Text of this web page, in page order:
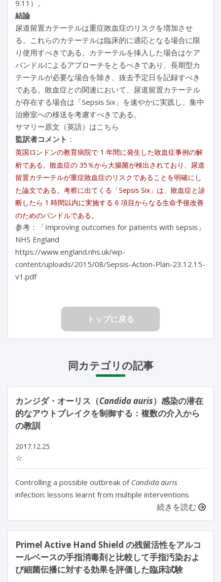
9.11）。
結論
尿道留置カテーテルは重症敗血症のリスクを増加させ
る。これらのカテーテルは臨床的に適応となる場合に限
り使用すべきである。カテーテルを挿入した場合はケア
バンドルによるアプローチをとるべきであり、長期型カ
テーテルが必要な場合を除き、抜去予定日を記録すべき
である。敗血症との関連において、尿道留置カテーテル
が存在する場合は「Sepsis Six」を速やかに実践し、集中
治療室への移送を考慮すべきである。
サマリー原文（英語）はこちら
監訳者コメント ：
英国ロンドンの教育病院で 1 年間に発生した敗血症事例の解
析である。敗血症の 35％から大腸菌が検出されており、尿道
留置カテーテルが重症敗血症のリスクであることを明確にし
た論文である。考察に出てくる「Sepsis Six」は、敗血症と診
断したら 1 時間以内に実施する 6 項目からなる生命予後改善
のためのバンドルである。
参考：「Improving outcomes for patients with sepsis」
NHS England
https://www.england.nhs.uk/wp-
content/uploads/2015/08/Sepsis-Action-Plan-23.12.15-
v1.pdf
トップに戻る
同カテゴリの記事
カンジダ・オーリス（Candida auris）感染の潜在
的なアウトブレイクを制御する：複数の介入から
の教訓
2017.12.25
☆
Controlling a possible outbreak of Candida auris
infection: lessons learnt from multiple interventions
続きを読む
Primel Active Hand Shield の残留活性をアルコ
ールベースの手指消毒剤と比較して手指汚染およ
び細菌伝播に対する効果を評価した臨床試験